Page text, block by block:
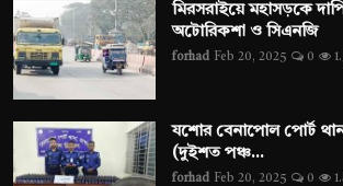
মিরসরাইয়ে মহাসড়কে
অটোরিকশা ও সিএনজি
forhad Feb 20, 2025 0
যশোর বেনাপোল পোর্ট
(দুইশত পঞ্চ...
forhad Feb 20, 2025 0